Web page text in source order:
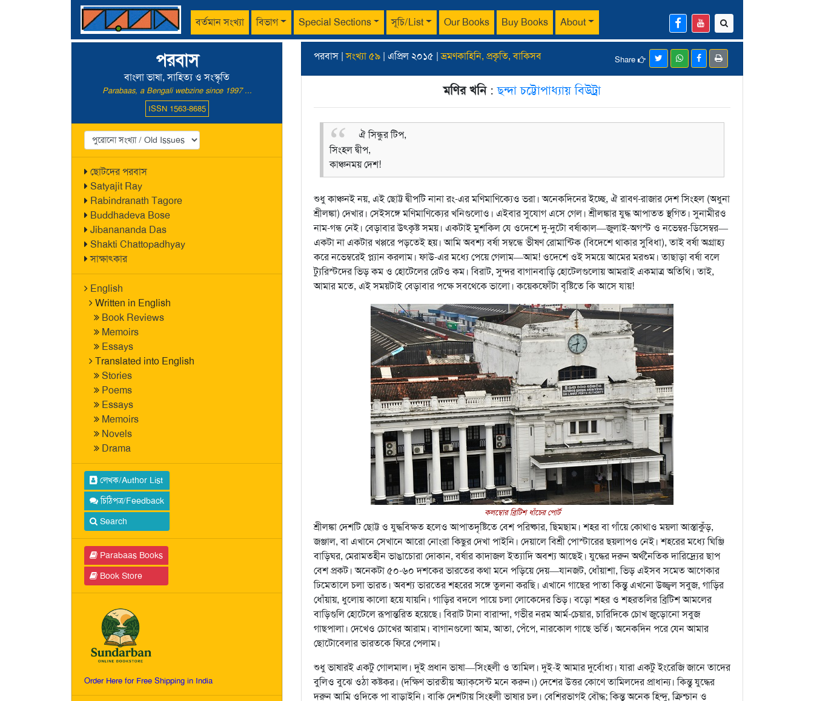
বর্তমান সংখ্যা বিভাগ Special Sections সূচি/List Our Books Buy Books About
পরবাস
বাংলা ভাষা, সাহিত্য ও সংস্কৃতি
Parabaas, a Bengali webzine since 1997 ...
ISSN 1563-8685
ছোটদের পরবাস
Satyajit Ray
Rabindranath Tagore
Buddhadeva Bose
Jibanananda Das
Shakti Chattopadhyay
সাক্ষাৎকার
English
Written in English
Book Reviews
Memoirs
Essays
Translated into English
Stories
Poems
Essays
Memoirs
Novels
Drama
লেখক/Author List
চিঠিপত্র/Feedback
Search
Parabaas Books
Book Store
Order Here for Free Shipping in India
পরবাস |সংখ্যা ৫৯ | এপ্রিল ২০১৫ |ভ্রমণকাহিনি, প্রকৃতি, বাকিসব Share
মণির খনি:ছন্দা চট্টোপাধ্যায় বিউট্রা
ঐ সিন্ধুর টিপ,
সিংহল দ্বীপ,
কাঞ্চনময় দেশ!
শুধু কাঞ্চনই নয়, এই ছোট্ট দ্বীপটি নানা রং-এর মণিমাণিক্যেও ভরা। অনেকদিনের ইচ্ছে, ঐ রাবণ-রাজার দেশ সিংহল (অধুনা
শ্রীলঙ্কা) দেখার। সেইসঙ্গে মণিমাণিক্যের খনিগুলোও। এইবার সুযোগ এসে গেল। শ্রীলঙ্কার যুদ্ধ আপাতত স্থগিত। সুনামীরও
নাম-গন্ধ নেই। বেড়াবার উৎকৃষ্ট সময়। একটাই মুশকিল যে ওদেশে দু-দুটো বর্ষাকাল—জুলাই-অগস্ট ও নভেম্বর-ডিসেম্বর—
একটা না একটার খপ্পরে পড়তেই হয়। আমি অবশ্য বর্ষা সম্বন্ধে ভীষণ রোমান্টিক (বিদেশে থাকার সুবিধা), তাই বর্ষা অগ্রাহ্য
করে নভেম্বরেই প্ল্যান করলাম। ফাউ-এর মধ্যে পেয়ে গেলাম—আম! ওদেশে ওই সময়ে আমের মরশুম। তাছাড়া বর্ষা বলে
ট্যুরিস্টদের ভিড় কম ও হোটেলের রেটও কম। বিরাট, সুন্দর বাগানবাড়ি হোটেলগুলোয় আমরাই একমাত্র অতিথি। তাই,
আমার মতে, এই সময়টাই বেড়াবার পক্ষে সবথেকে ভালো। কয়েকফোঁটা বৃষ্টিতে কি আসে যায়!
কলম্বোর ব্রিটিশ ধাঁচের পোর্ট
শ্রীলঙ্কা দেশটি ছোট্ট ও যুদ্ধবিক্ষত হলেও আপাতদৃষ্টিতে বেশ পরিষ্কার, ছিমছাম। শহর বা গাঁয়ে কোথাও ময়লা আস্তাকুঁড়,
জঞ্জাল, বা এখানে সেখানে আরো নোংরা কিছুর দেখা পাইনি। দেয়ালে বিশ্রী পোস্টারের ছয়লাপও নেই। শহরের মধ্যে ঘিঞ্জি
বাড়িঘর, মেরামতহীন ভাঙাচোরা দোকান, বর্ষার কাদাজল ইত্যাদি অবশ্য আছেই। যুদ্ধের দরুন অর্থনৈতিক দারিদ্র্যের ছাপ
বেশ প্রকট। অনেকটা ৫০-৬০ দশকের ভারতের কথা মনে পড়িয়ে দেয়—যানজট, ধোঁয়াশা, ভিড় এইসব সমেত আগেকার
ঢিমেতালে চলা ভারত। অবশ্য ভারতের শহরের সঙ্গে তুলনা করছি। এখানে গাছের পাতা কিন্তু এখনো উজ্জ্বল সবুজ, গাড়ির
ধোঁয়ায়, ধুলোয় কালো হয়ে যায়নি। গাড়ির বদলে পায়ে চলা লোকেদের ভিড়। বড়ো শহর ও শহরতলির ব্রিটিশ আমলের
বাড়িগুলি হোটেলে রূপান্তরিত হয়েছে। বিরাট টানা বারান্দা, গভীর নরম আর্ম-চেয়ার, চারিদিকে চোখ জুড়োনো সবুজ
গাছপালা। দেখেও চোখের আরাম। বাগানগুলো আম, আতা, পেঁপে, নারকোল গাছে ভর্তি। অনেকদিন পরে যেন আমার
ছোটোবেলার ভারতকে ফিরে পেলাম।
শুধু ভাষারই একটু গোলমাল। দুই প্রধান ভাষা—সিংহলী ও তামিল। দুই-ই আমার দুর্বোধ্য। যারা একটু ইংরেজি জানে তাদের
বুলিও বুঝে ওঠা কষ্টকর। (দক্ষিণ ভারতীয় অ্যাক্‌সেন্ট মনে করুন।) দেশের উত্তর কোণে তামিলদের প্রাধান্য। কিন্তু যুদ্ধের
দরুন আমি ওদিকে পা বাড়াইনি। বাকি দেশটায় সিংহলী ভাষার চল। বেশিরভাগই বৌদ্ধ; কিন্তু অনেক হিন্দু, ক্রিশ্চান ও